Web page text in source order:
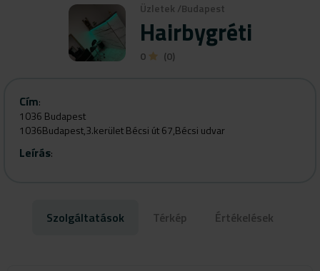
Üzletek /Budapest
Hairbygréti
0 (0)
Cím:
1036 Budapest
1036Budapest,3.kerület Bécsi út 67,Bécsi udvar
Leírás:
Szolgáltatások Térkép Értékelések